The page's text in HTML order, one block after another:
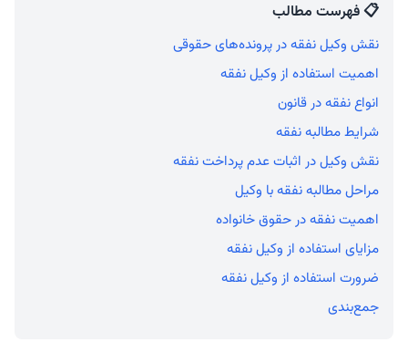
📋 فهرست مطالب
نقش وکیل نفقه در پرونده‌های حقوقی
اهمیت استفاده از وکیل نفقه
انواع نفقه در قانون
شرایط مطالبه نفقه
نقش وکیل در اثبات عدم پرداخت نفقه
مراحل مطالبه نفقه با وکیل
اهمیت نفقه در حقوق خانواده
مزایای استفاده از وکیل نفقه
ضرورت استفاده از وکیل نفقه
جمع‌بندی